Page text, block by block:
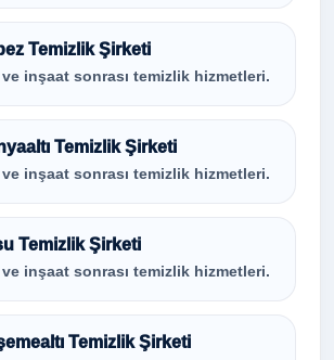
Temizlik Şirketi
inşaat sonrası temizlik hizmetleri.
Temizlik Şirketi
inşaat sonrası temizlik hizmetleri.
Temizlik Şirketi
inşaat sonrası temizlik hizmetleri.
Temizlik Şirketi